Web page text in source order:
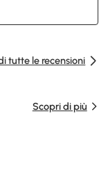
tutte le recensioni
Scopri di più